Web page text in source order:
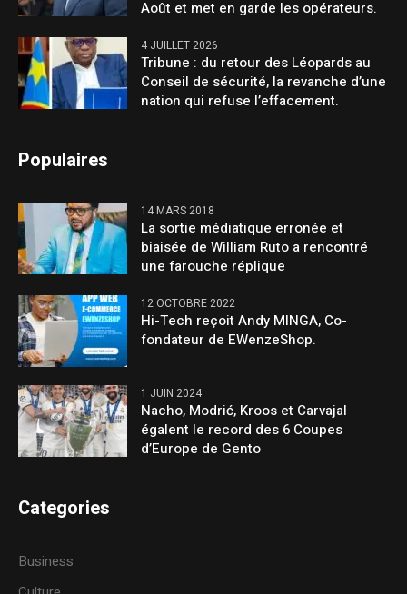
Août et met en garde les opérateurs.
4 JUILLET 2026
Tribune : du retour des Léopards au
Conseil de sécurité, la revanche d’une
nation qui refuse l’effacement.
Populaires
14 MARS 2018
La sortie médiatique erronée et
biaisée de William Ruto a rencontré
une farouche réplique
12 OCTOBRE 2022
Hi-Tech reçoit Andy MINGA, Co-
fondateur de EWenzeShop.
1 JUIN 2024
Nacho, Modrić, Kroos et Carvajal
égalent le record des 6 Coupes
d’Europe de Gento
Categories
Business